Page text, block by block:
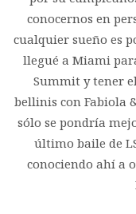
conocernos en
cualquier sueño es
llegué a Miami
Summit y tener
bellinis con Fabiola
sólo se pondría
último baile de
conociendo ahí a